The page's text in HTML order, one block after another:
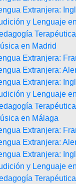
Extranjera:
y Lenguaje
en Madrid
Extranjera:
Extranjera:
Extranjera:
y Lenguaje
en Málaga
Extranjera:
Extranjera:
Extranjera:
y Lenguaje